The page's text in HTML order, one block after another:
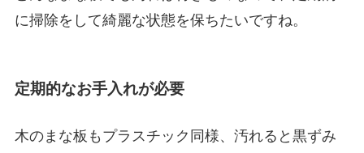
に掃除をして綺麗な状態を保ちたいですね。
定期的なお手入れが必要
木のまな板もプラスチック同様、汚れると黒ずみ